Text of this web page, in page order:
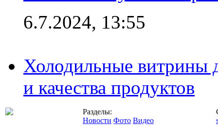
6.7.2024, 13:55
Холодильные витрины
и качества продуктов
Разделы:
Новости Фото Видео